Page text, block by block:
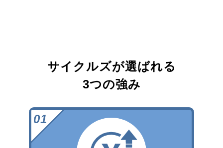
サイクルズが選ばれる
3つの強み